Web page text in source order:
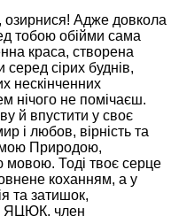
озирнися! Адже довкола
тобою обійми сама
краса, створена
сірих буднів,
нескінченних
нічого не помічаєш.
й впустити у своє
і любов, вірність та
Природою,
мовою. Тоді твоє серце
коханням, а у
та затишок,
ЯЦЮК, член